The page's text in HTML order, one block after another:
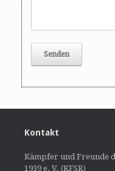
Kontakt
Kämpfer und Freunde
1939 e. V. (KFSR)